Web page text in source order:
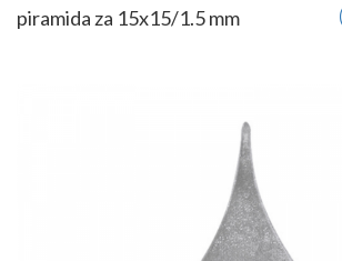
piramida za 15x15/1.5 mm